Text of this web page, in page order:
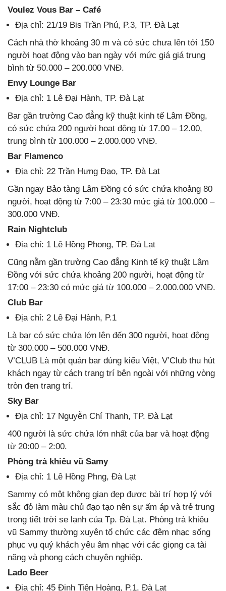
Voulez Vous Bar – Café
Địa chỉ: 21/19 Bis Trần Phú, P.3, TP. Đà Lạt
Cách nhà thờ khoảng 30 m và có sức chưa lên tới 150
người hoạt động vào ban ngày với mức giá giá trung
bình từ 50.000 – 200.000 VNĐ.
Envy Lounge Bar
Địa chỉ: 1 Lê Đại Hành, TP. Đà Lạt
Bar gần trường Cao đẳng kỹ thuật kinh tế Lâm Đồng,
có sức chứa 200 người hoạt động từ 17.00 – 12.00,
trung bình từ 100.000 – 2.000.000 VNĐ.
Bar Flamenco
Địa chỉ: 22 Trần Hưng Đạo, TP. Đà Lạt
Gần ngay Bảo tàng Lâm Đồng có sức chứa khoảng 80
người, hoạt động từ 7:00 – 23:30 mức giá từ 100.000 –
300.000 VNĐ.
Rain Nightclub
Địa chỉ: 1 Lê Hồng Phong, TP. Đà Lạt
Cũng nằm gần trường Cao đẳng Kinh tế kỹ thuật Lâm
Đồng với sức chứa khoảng 200 người, hoạt động từ
17:00 – 23:30 có mức giá từ 100.000 – 2.000.000 VNĐ.
Club Bar
Địa chỉ: 2 Lê Đại Hành, P.1
Là bar có sức chứa lớn lên đến 300 người, hoạt động
từ 300.000 – 500.000 VNĐ.
V’CLUB Là một quán bar đúng kiểu Việt, V’Club thu hút
khách ngay từ cách trang trí bên ngoài với những vòng
tròn đen trang trí.
Sky Bar
Địa chỉ: 17 Nguyễn Chí Thanh, TP. Đà Lạt
400 người là sức chứa lớn nhất của bar và hoạt động
từ 20:00 – 2:00.
Phòng trà khiêu vũ Samy
Địa chỉ: 1 Lê Hồng Phng, Đà Lạt
Sammy có một không gian đẹp được bài trí hợp lý với
sắc đỏ làm màu chủ đạo tạo nên sự ấm áp và trẻ trung
trong tiết trời se lạnh của Tp. Đà Lạt. Phòng trà khiêu
vũ Sammy thường xuyên tổ chức các đêm nhạc sống
phục vụ quý khách yêu âm nhạc với các giọng ca tài
năng và phong cách chuyên nghiệp.
Lado Beer
Địa chỉ: 45 Đinh Tiên Hoàng, P.1, Đà Lạt